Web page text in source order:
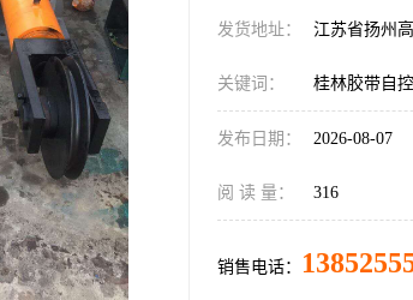
发货地址： 江苏省扬州
关键词： 桂林胶带自
发布日期： 2026-08-07
阅 读 量： 316
销售电话：